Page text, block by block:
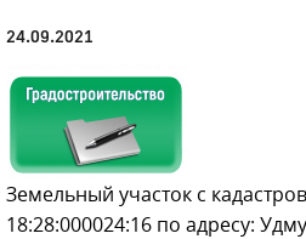
24.09.2021
Земельный участок с
18:28:000024:16 по адресу: